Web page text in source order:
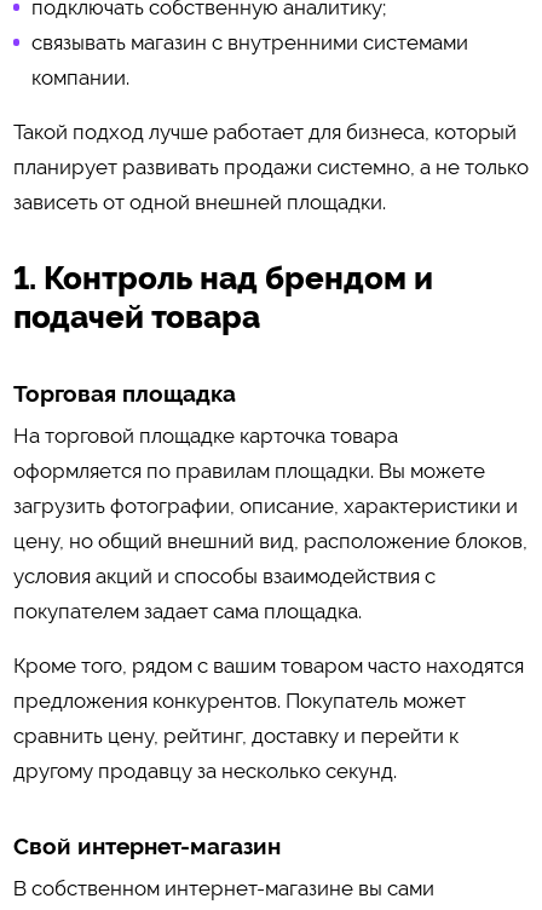
подключать собственную аналитику;
связывать магазин с внутренними системами
компании.
Такой подход лучше работает для бизнеса, который
планирует развивать продажи системно, а не только
зависеть от одной внешней площадки.
1. Контроль над брендом и
подачей товара
Торговая площадка
На торговой площадке карточка товара
оформляется по правилам площадки. Вы можете
загрузить фотографии, описание, характеристики и
цену, но общий внешний вид, расположение блоков,
условия акций и способы взаимодействия с
покупателем задает сама площадка.
Кроме того, рядом с вашим товаром часто находятся
предложения конкурентов. Покупатель может
сравнить цену, рейтинг, доставку и перейти к
другому продавцу за несколько секунд.
Свой интернет-магазин
В собственном интернет-магазине вы сами